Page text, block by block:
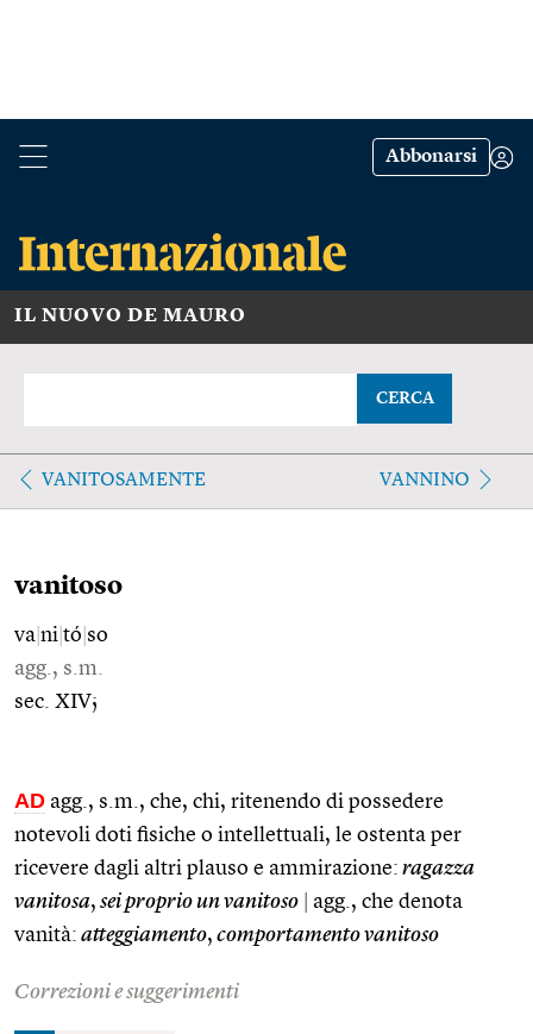
Abbonarsi
IL NUOVO DE MAURO
CERCA
VANITOSAMENTE VANNINO
vanitoso
va ni tó so
agg., s.m.
sec. XIV;
AD agg., s.m., che, chi, ritenendo di possedere
notevoli doti fisiche o intellettuali, le ostenta per
ricevere dagli altri plauso e ammirazione: ragazza
vanitosa, sei proprio un vanitoso
agg., che denota
vanità: atteggiamento, comportamento vanitoso
Correzioni e suggerimenti